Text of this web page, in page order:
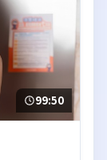
99:50